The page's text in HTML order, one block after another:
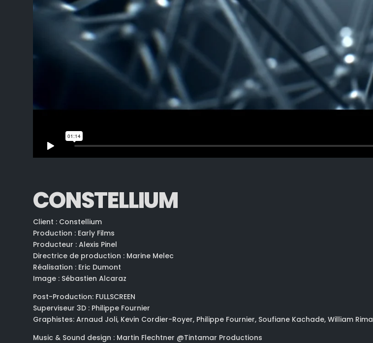
CONSTELLIUM
Client : Constellium
Production : Early Films
Producteur : Alexis Pinel
Directrice de production : Marine Melec
Réalisation : Eric Dumont
Image : Sébastien Alcaraz
Post-Production: FULLSCREEN
Superviseur 3D : Philippe Fournier
Graphistes: Arnaud Joli, Kevin Cordier-Royer, Philippe Fournier, Soufiane Kachade, William Rima
Music & Sound design : Martin Flechtner @Tintamar Productions